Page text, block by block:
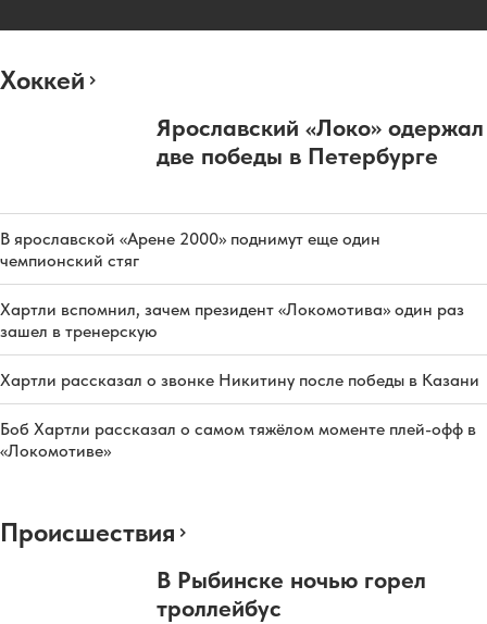
Хоккей
Ярославский «Локо» одержал
две победы в Петербурге
В ярославской «Арене 2000» поднимут еще один
чемпионский стяг
Хартли вспомнил, зачем президент «Локомотива» один раз
зашел в тренерскую
Хартли рассказал о звонке Никитину после победы в Казани
Боб Хартли рассказал о самом тяжёлом моменте плей-офф в
«Локомотиве»
Происшествия
В Рыбинске ночью горел
троллейбус